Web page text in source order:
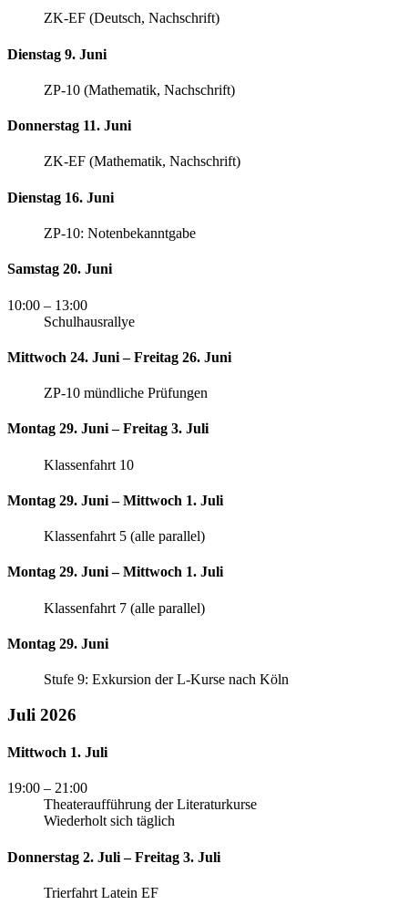
ZK-EF (Deutsch, Nachschrift)
Dienstag 9. Juni
ZP-10 (Mathematik, Nachschrift)
Donnerstag 11. Juni
ZK-EF (Mathematik, Nachschrift)
Dienstag 16. Juni
ZP-10: Notenbekanntgabe
Samstag 20. Juni
10:00 – 13:00
Schulhausrallye
Mittwoch 24. Juni – Freitag 26. Juni
ZP-10 mündliche Prüfungen
Montag 29. Juni – Freitag 3. Juli
Klassenfahrt 10
Montag 29. Juni – Mittwoch 1. Juli
Klassenfahrt 5 (alle parallel)
Montag 29. Juni – Mittwoch 1. Juli
Klassenfahrt 7 (alle parallel)
Montag 29. Juni
Stufe 9: Exkursion der L-Kurse nach Köln
Juli 2026
Mittwoch 1. Juli
19:00 – 21:00
Theateraufführung der Literaturkurse
Wiederholt sich täglich
Donnerstag 2. Juli – Freitag 3. Juli
Trierfahrt Latein EF